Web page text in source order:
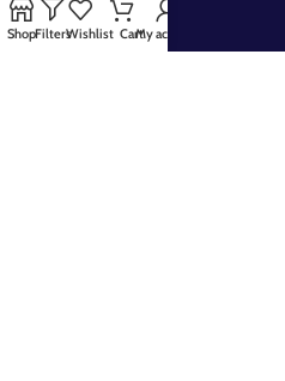
FB Group
ShopFiltersWishlist CartMy account